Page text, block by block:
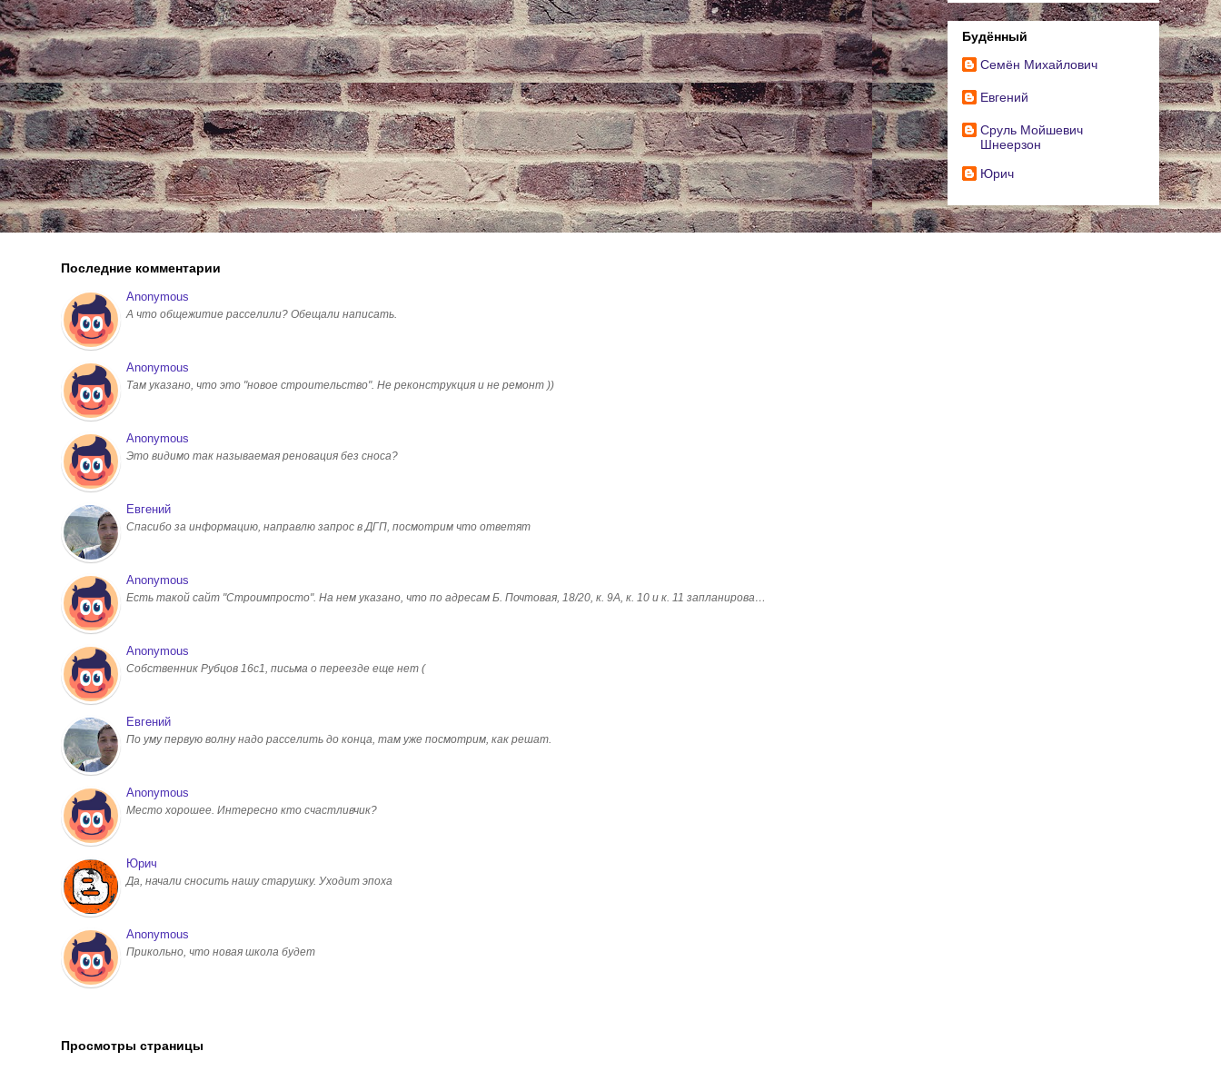
Будённый
Cемён Михайлович
Евгений
Сруль Мойшевич
Шнеерзон
Юрич
Последние комментарии
Anonymous
А что общежитие расселили? Обещали написать.
Anonymous
Там указано, что это "новое строительство". Не реконструкция и не ремонт ))
Anonymous
Это видимо так называемая реновация без сноса?
Евгений
Спасибо за информацию, направлю запрос в ДГП, посмотрим что ответят
Anonymous
Есть такой сайт "Строимпросто". На нем указано, что по адресам Б. Почтовая, 18/20, к. 9А, к. 10 и к. 11 запланирова…
Anonymous
Собственник Рубцов 16с1, письма о переезде еще нет (
Евгений
По уму первую волну надо расселить до конца, там уже посмотрим, как решат.
Anonymous
Место хорошее. Интересно кто счастливчик?
Юрич
Да, начали сносить нашу старушку. Уходит эпоха
Anonymous
Прикольно, что новая школа будет
Просмотры страницы